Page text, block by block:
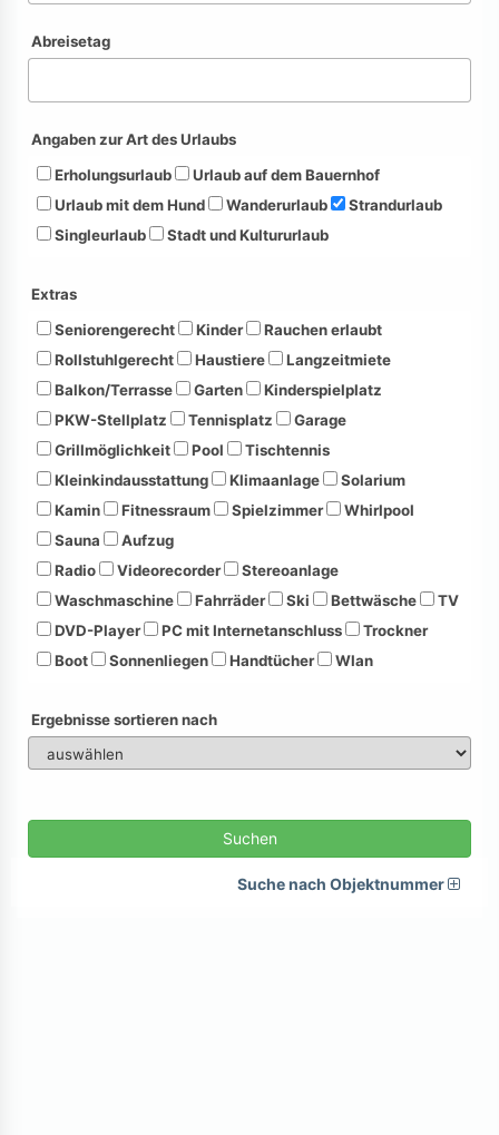
Abreisetag
Angaben zur Art des Urlaubs
Erholungsurlaub
Urlaub auf dem Bauernhof
Urlaub mit dem Hund
Wanderurlaub
Strandurlaub
Singleurlaub
Stadt und Kultururlaub
Extras
Seniorengerecht
Kinder
Rauchen erlaubt
Rollstuhlgerecht
Haustiere
Langzeitmiete
Balkon/Terrasse
Garten
Kinderspielplatz
PKW-Stellplatz
Tennisplatz
Garage
Grillmöglichkeit
Pool
Tischtennis
Kleinkindausstattung
Klimaanlage
Solarium
Kamin
Fitnessraum Spielzimmer
Whirlpool
Sauna
Aufzug
Radio
Videorecorder
Stereoanlage
Waschmaschine
Fahrräder Ski Bettwäsche
TV
DVD-Player
PC mit Internetanschluss
Trockner
Boot
Sonnenliegen Handtücher Wlan
Ergebnisse sortieren nach
Suchen
Suche nach Objektnummer